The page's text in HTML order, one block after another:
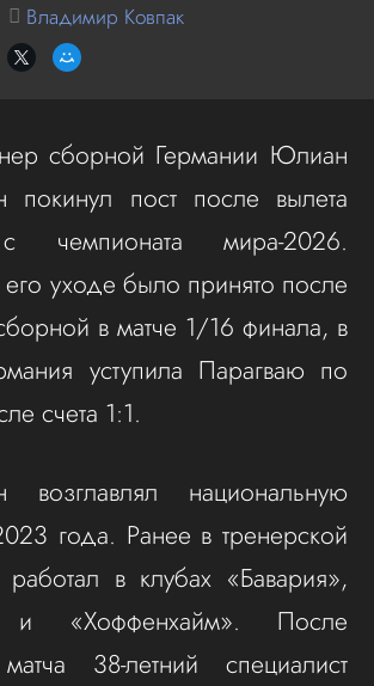
Владимир Ковпак
сборной Германии Юлиан
покинул пост после вылета
чемпионата мира‑2026.
уходе было принято после
в матче 1/16 финала, в
уступила Парагваю по
счета 1:1.
возглавлял национальную
года. Ранее в тренерской
в клубах «Бавария»,
и «Хоффенхайм». После
38‑летний специалист